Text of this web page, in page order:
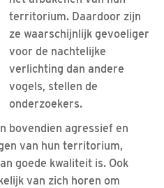
territorium. Daardoor zijn
ze waarschijnlijk gevoeliger
voor de nachtelijke
verlichting dan andere
vogels, stellen de
onderzoekers.
bovendien agressief en
van hun territorium,
goede kwaliteit is. Ook
van zich horen om